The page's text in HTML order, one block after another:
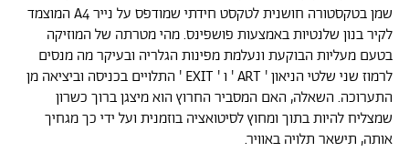
שמן בטקסטורה חושנית לטקסט חידתי שמודפס על נייר A4 המוצמד
לקיר בנון שלנטיות באמצעות פושפינס. מהי מטרתה של המוזיקה
בטעם מעליות הבוקעת ונעלמת מפינות הגלריה ובעיקר מה מנסים
לרמוז שני שלטי הניאון ' ART ' ו ' EXIT ' התלויים בכניסה וביציאה מן
התערוכה. השאלה, האם המסביר החרוץ הוא מיצגן ברוך כשרון
שמצליח להיות בתוך ומחוץ לסיטואציה בוזמנית ועל ידי כך מגחיך
אותה, תישאר תלויה באוויר.